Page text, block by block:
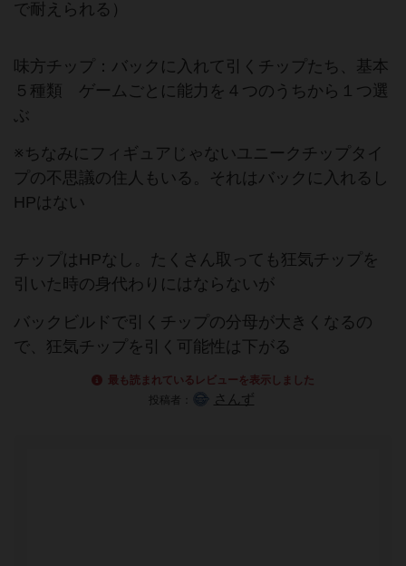
で耐えられる）
味方チップ：バックに入れて引くチップたち、基本
５種類 ゲームごとに能力を４つのうちから１つ選
ぶ
※ちなみにフィギュアじゃないユニークチップタイ
プの不思議の住人もいる。それはバックに入れるし
HPはない
チップはHPなし。たくさん取っても狂気チップを
引いた時の身代わりにはならないが
バックビルドで引くチップの分母が大きくなるの
で、狂気チップを引く可能性は下がる
最も読まれているレビューを表示しました
投稿者：
さんず